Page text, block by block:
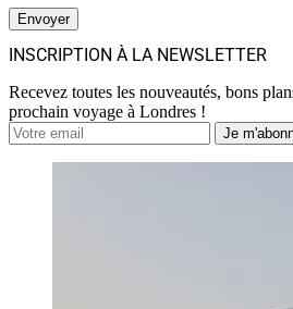
INSCRIPTION À LA NEWSLETTER
Recevez toutes les nouveautés, bons
prochain voyage à Londres !
Je